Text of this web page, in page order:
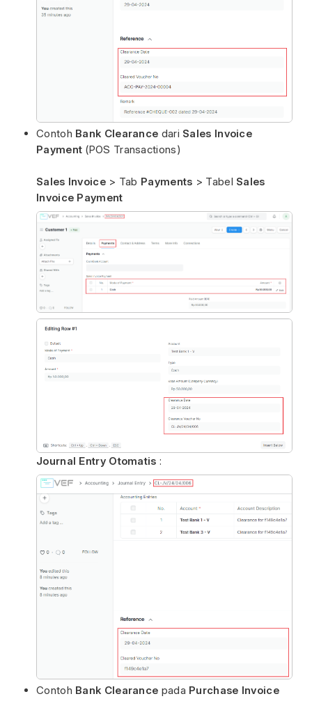
Contoh Bank Clearance dari Sales Invoice
Payment (POS Transactions)
Sales Invoice> Tab Payments > Tabel Sales
Invoice Payment
Journal Entry Otomatis :
Contoh Bank Clearance pada Purchase Invoice